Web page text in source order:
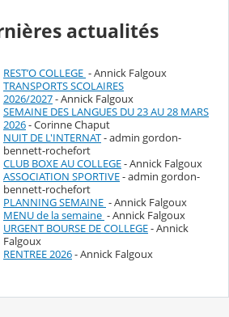
actualités
REST’O COLLEGE - Annick Falgoux
TRANSPORTS SCOLAIRES
2026/2027- Annick Falgoux
SEMAINE DES LANGUES DU 23 AU 28 MARS
2026- Corinne Chaput
NUIT DE L'INTERNAT- admin gordon-
bennett-rochefort
CLUB BOXE AU COLLEGE- Annick Falgoux
ASSOCIATION SPORTIVE- admin gordon-
bennett-rochefort
PLANNING SEMAINE - Annick Falgoux
MENU de la semaine - Annick Falgoux
URGENT BOURSE DE COLLEGE- Annick
Falgoux
RENTREE 2026- Annick Falgoux